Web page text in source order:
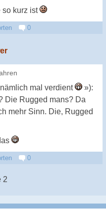
so kurz ist
0
mal verdient
»):
Die Rugged mans? Da
mehr Sinn. Die, Rugged
0
2